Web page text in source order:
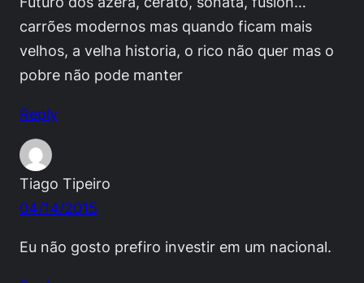
carrões modernos mas quando ficam mais
velhos, a velha historia, o rico não quer mas o
pobre não pode manter
Reply
Tiago Tipeiro
04/14/2015
Eu não gosto prefiro investir em um nacional.